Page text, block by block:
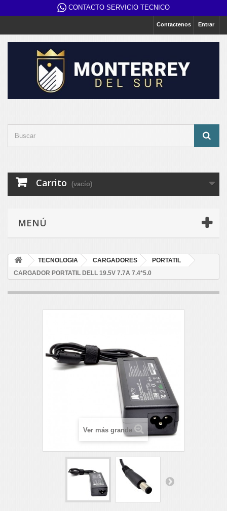
CONTACTO SERVICIO TECNICO
Entrar
Contactenos
Carrito (vacío)
MENÚ
TECNOLOGIA CARGADORES
PORTATIL
CARGADOR PORTATIL DELL 19.5V 7.7A 7.4*5.0
Ver más grande